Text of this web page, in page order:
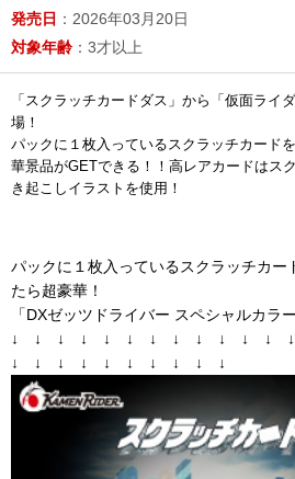
発売日 ：2026年03月20日
対象年齢 ：3才以上
「スクラッチカードダス」から「仮面ライ
場！
パックに１枚入っているスクラッチカード
華景品がGETできる！！高レアカードはス
き起こしイラストを使用！
パックに１枚入っているスクラッチカー
たら超豪華！
「DXゼッツドライバー スペシャルカラ
↓　↓　↓　↓　↓　↓　↓　↓　↓　↓　↓　↓
↓　↓　↓　↓　↓　↓　↓　↓　↓　↓